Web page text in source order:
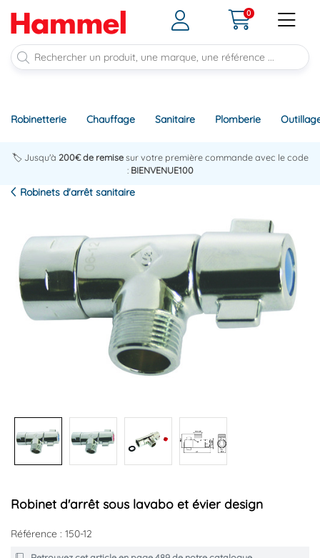
0
Robinetterie Chauffage Sanitaire Plomberie
🏷️ Jusqu'à 200€ de remisesur votre première commande avec le code
: BIENVENUE100
Robinets d'arrêt sanitaire
+1
Robinet d'arrêt sous lavabo et évier design
Référence : 150-12